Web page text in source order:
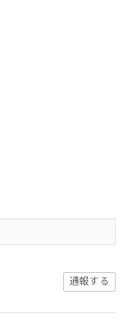
通報する